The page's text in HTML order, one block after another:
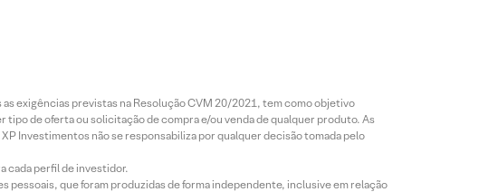
exigências previstas na Resolução CVM 20/2021, tem como objetivo
de oferta ou solicitação de compra e/ou venda de qualquer produto. As
Investimentos não se responsabiliza por qualquer decisão tomada pelo
cada perfil de investidor.
pessoais, que foram produzidas de forma independente, inclusive em relação